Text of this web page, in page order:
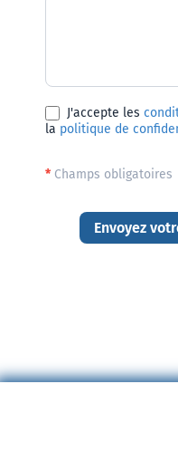
J'accepte les
la politique de
*Champs obligatoires
Envoyez